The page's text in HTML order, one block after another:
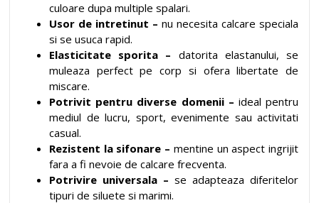
culoare dupa multiple spalari.
Usor de intretinut – nu necesita calcare speciala
si se usuca rapid.
Elasticitate sporita – datorita elastanului, se
muleaza perfect pe corp si ofera libertate de
miscare.
Potrivit pentru diverse domenii – ideal pentru
mediul de lucru, sport, evenimente sau activitati
casual.
Rezistent la sifonare – mentine un aspect ingrijit
fara a fi nevoie de calcare frecventa.
Potrivire universala – se adapteaza diferitelor
tipuri de siluete si marimi.